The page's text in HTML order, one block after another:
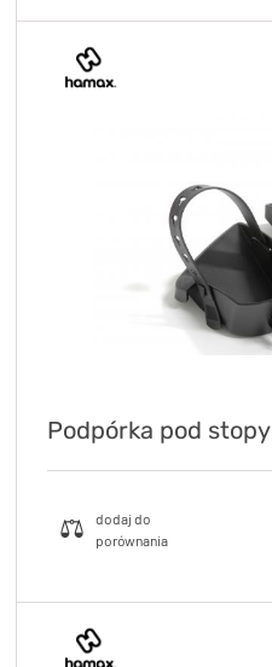
Podpórka pod stopy